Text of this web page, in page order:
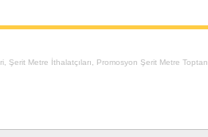
Şerit Metre İthalatçıları Promosyon Şerit Metre Toptan